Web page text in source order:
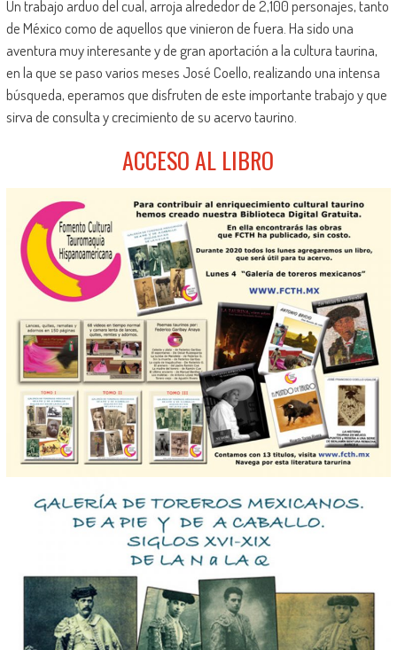
Un trabajo arduo del cual, arroja alrededor de 2,100 personajes, tanto
de México como de aquellos que vinieron de fuera. Ha sido una
aventura muy interesante y de gran aportación a la cultura taurina,
en la que se paso varios meses José Coello, realizando una intensa
búsqueda, eperamos que disfruten de este importante trabajo y que
sirva de consulta y crecimiento de su acervo taurino.
ACCESO AL LIBRO